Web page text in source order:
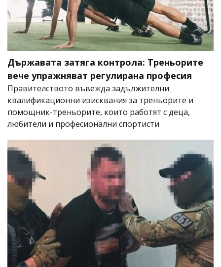
Държавата затяга контрола: Треньорите
вече упражняват регулирана професия
Правителството въвежда задължителни
квалификационни изисквания за треньорите и
помощник-треньорите, които работят с деца,
любители и професионални спортисти